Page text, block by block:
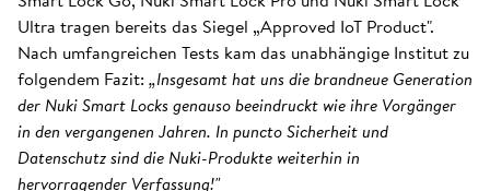
Ultra tragen bereits das Siegel „Approved IoT Product".
Nach umfangreichen Tests kam das unabhängige Institut zu
folgendem Fazit: „Insgesamt hat uns die brandneue Generation
der Nuki Smart Locks genauso beeindruckt wie ihre Vorgänger
in den vergangenen Jahren. In puncto Sicherheit und
Datenschutz sind die Nuki-Produkte weiterhin in
hervorragender Verfassung!"